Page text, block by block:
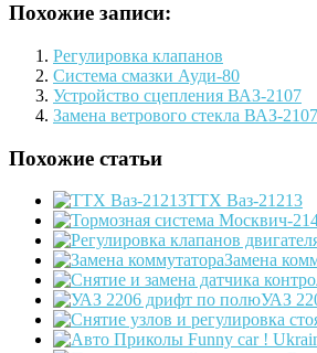
Похожие записи:
Регулировка клапанов
Система смазки Ауди-80
Устройство сцепления ВАЗ-2107
Замена ветрового стекла ВАЗ-2107
Похожие статьи
ТТХ Ваз-21213
Замена
УАЗ